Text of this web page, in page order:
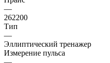
—
262200
Тип
—
Эллиптический тренажер
Измерение пульса